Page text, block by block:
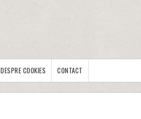
DESPRE COOKIES CONTACT